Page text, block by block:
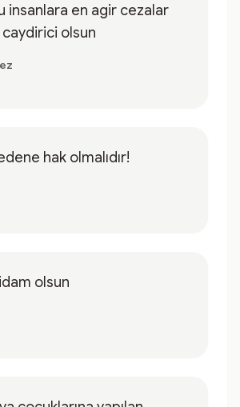
insanlara en agir cezalar
olsun
hak olmalıdır!
olsun